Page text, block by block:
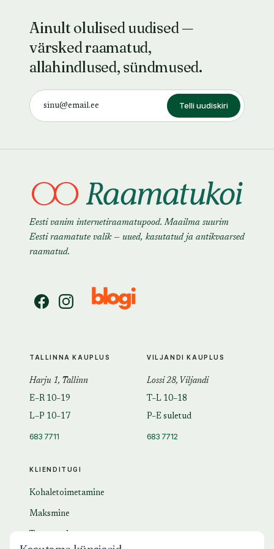
Ainult olulised uudised —
värsked raamatud,
allahindlused, sündmused.
Telli uudiskiri
Eesti vanim internetiraamatupood. Maailma suurim
Eesti raamatute valik — uued, kasutatud ja antikvaarsed
raamatud.
KLIENDITUGI
Kohaletoimetamine
Maksmine
TALLINNA KAUPLUS
Harju 1, Tallinn
E–R 10–19
L–P 10–17
683 7711
VILJANDI KAUPLUS
Lossi 28, Viljandi
T–L 10–18
P–E suletud
683 7712